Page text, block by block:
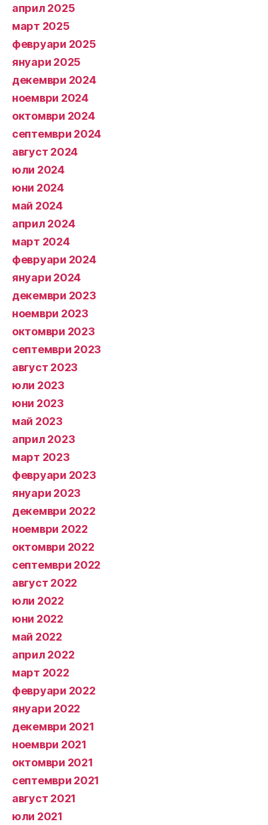
април 2025
март 2025
февруари 2025
януари 2025
декември 2024
ноември 2024
октомври 2024
септември 2024
август 2024
юли 2024
юни 2024
май 2024
април 2024
март 2024
февруари 2024
януари 2024
декември 2023
ноември 2023
октомври 2023
септември 2023
август 2023
юли 2023
юни 2023
май 2023
април 2023
март 2023
февруари 2023
януари 2023
декември 2022
ноември 2022
октомври 2022
септември 2022
август 2022
юли 2022
юни 2022
май 2022
април 2022
март 2022
февруари 2022
януари 2022
декември 2021
ноември 2021
октомври 2021
септември 2021
август 2021
юли 2021